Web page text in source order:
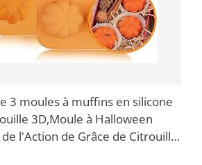
3 moules à muffins en silicone
3D,Moule à Halloween
l'Action de Grâce de Citrouille